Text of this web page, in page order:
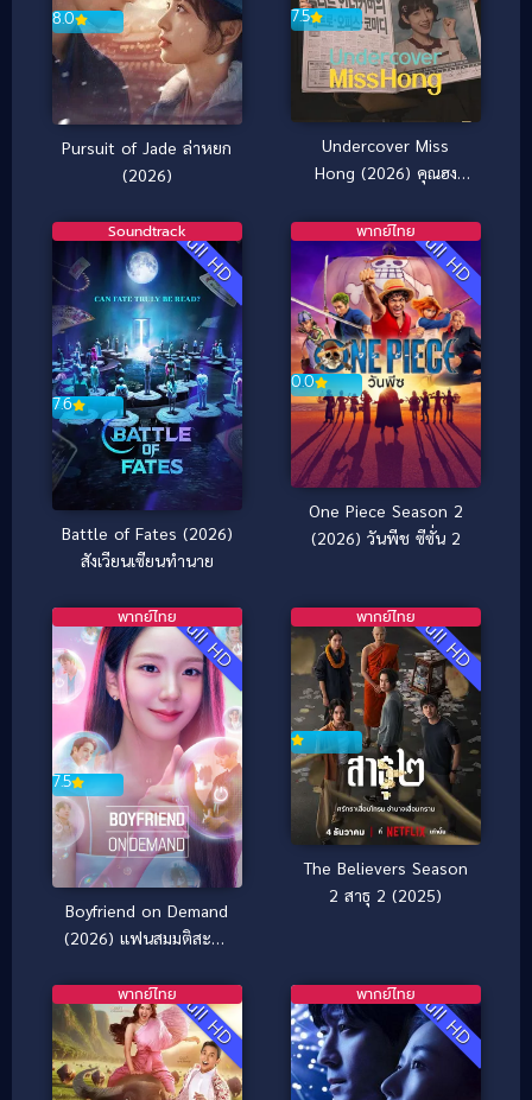
8.0
Pursuit of Jade ล่าหยก
(2026)
7.5
Undercover Miss
Hong (2026) คุณฮง
Full HD
7.6
Soundtrack
Battle of Fates (2026)
สังเวียนเซียนทำนาย
Full HD
0.0
พากย์ไทย
One Piece Season 2
(2026) วันพีช ซีซั่น 2
Full HD
7.5
พากย์ไทย
Boyfriend on Demand
(2026) แฟนสมมติสะดุด
Full HD
พากย์ไทย
The Believers Season
2 สาธุ 2 (2025)
Full HD
พากย์ไทย Full HD
พากย์ไทย